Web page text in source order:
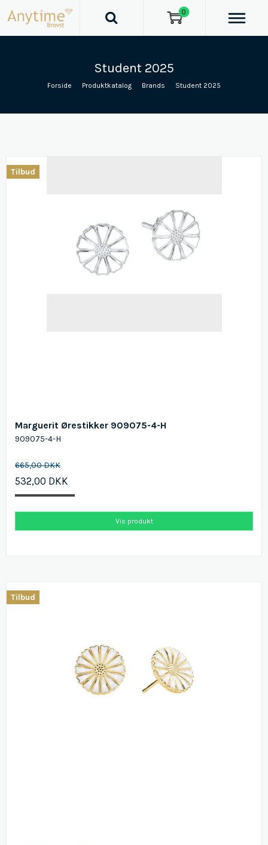
Student 2025
Forside Produktkatalog Brands Student 2025
Tilbud
Marguerit Ørestikker 909075-4-H
909075-4-H
665,00 DKK
532,00 DKK
Vis produkt
Tilbud
0